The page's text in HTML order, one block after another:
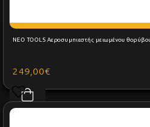
NEO TOOLS Αεροσυμπιεστής μειωμένου
249,00€